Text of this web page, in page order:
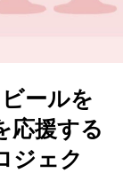
ールを
応援する
ジェク